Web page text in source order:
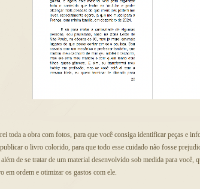
toda a obra com fotos, para que você consiga identificar peças e
o livro colorido, para que todo esse cuidado não fosse
de se tratar de um material desenvolvido sob medida para você,
em ordem e otimizar os gastos com ele.